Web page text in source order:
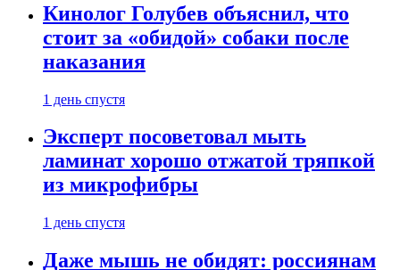
Кинолог Голубев объяснил, что
стоит за «обидой» собаки после
наказания
1 день спустя
Эксперт посоветовал мыть
ламинат хорошо отжатой тряпкой
из микрофибры
1 день спустя
Даже мышь не обидят: россиянам